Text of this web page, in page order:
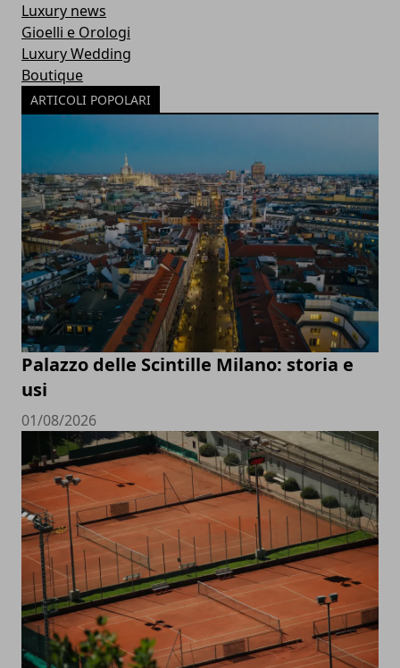
Luxury news
Gioelli e Orologi
Luxury Wedding
Boutique
ARTICOLI POPOLARI
Palazzo delle Scintille Milano: storia e
usi
01/08/2026